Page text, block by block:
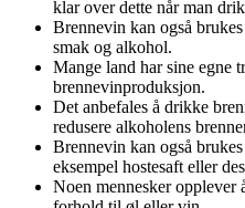
klar over dette når man
Brennevin kan også
smak og alkohol.
Mange land har sine egne
brennevinproduksjon.
Det anbefales å drikke
redusere alkoholens
Brennevin kan også
eksempel hostesaft eller
Noen mennesker opplever